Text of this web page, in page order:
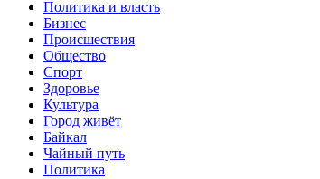
Политика и власть
Бизнес
Происшествия
Общество
Cпорт
Здоровье
Культура
Город живёт
Байкал
Чайный путь
Политика